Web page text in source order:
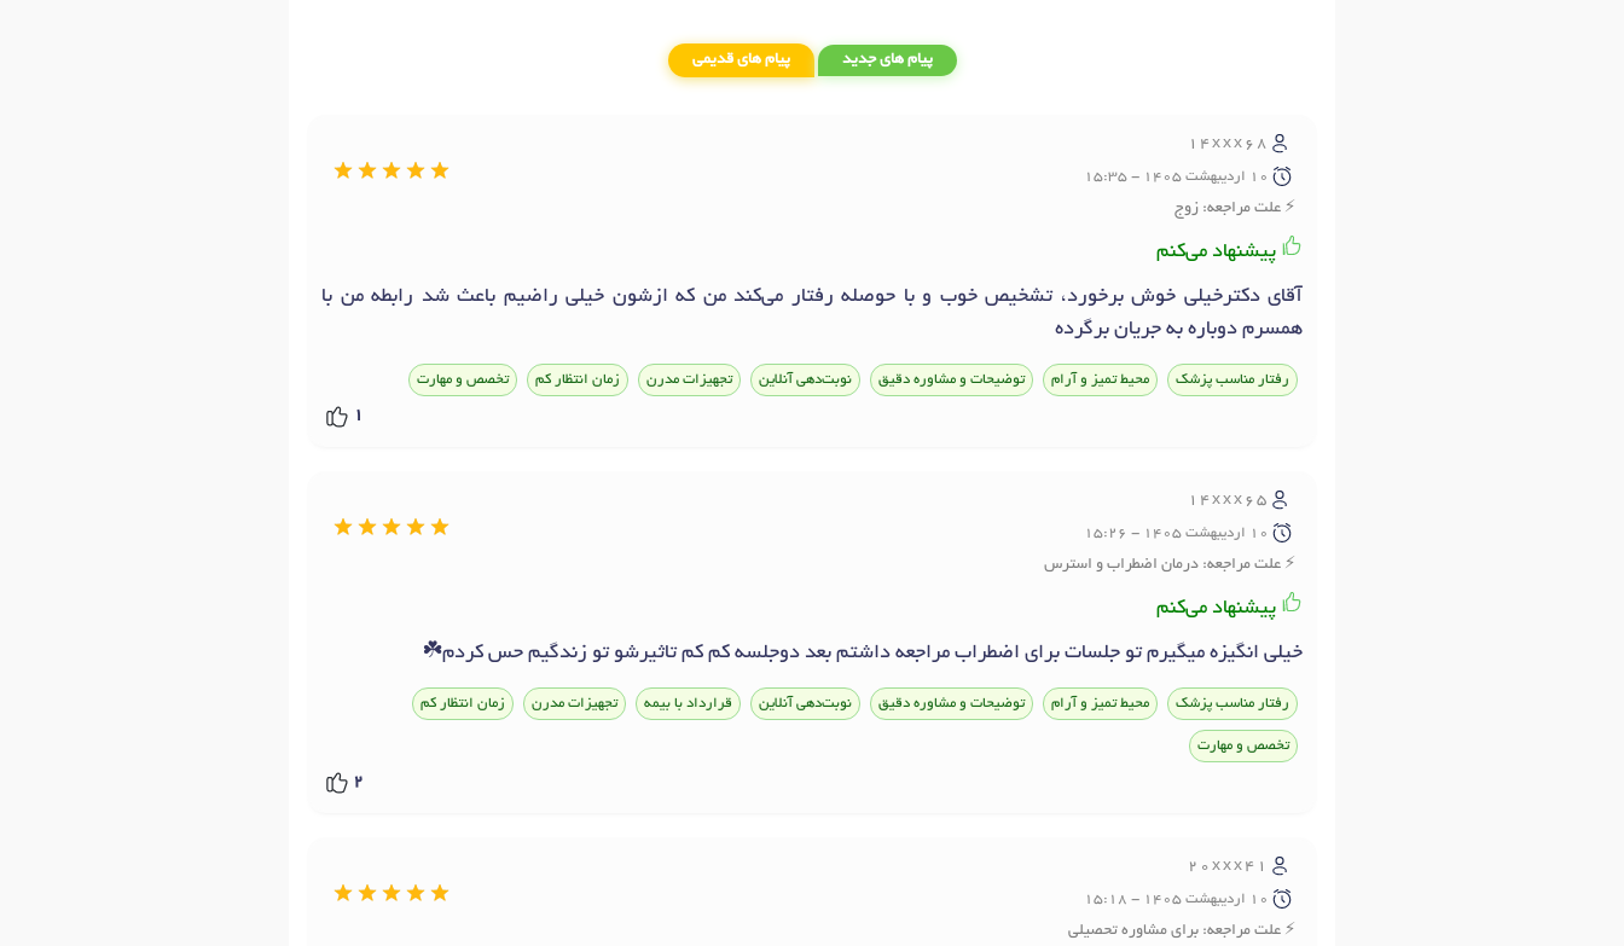
پیام های جدید پیام های قدیمی
14xxx68
10 ارديبهشت 1405 - 15:35
علت مراجعه: زوج
پیشنهاد می‌کنم
آقای دکترخیلی خوش برخورد، تشخیص خوب و با حوصله رفتار می‌کند من که ازشون خیلی راضیم باعث شد رابطه من با
همسرم دوباره به جریان برگرده
رفتار مناسب پزشک محیط تمیز و آرام توضیحات و مشاوره دقیق نوبت‌دهی آنلاین تجهیزات مدرن زمان انتظار کم تخصص و مهارت
1
14xxx65
10 ارديبهشت 1405 - 15:26
علت مراجعه: درمان اضطراب و استرس
پیشنهاد می‌کنم
خیلی انگیزه میگیرم تو جلسات برای اضطراب مراجعه داشتم بعد دوجلسه کم کم تاثیرشو تو زندگیم حس کردم☘️
رفتار مناسب پزشک محیط تمیز و آرام توضیحات و مشاوره دقیق نوبت‌دهی آنلاین قرارداد با بیمه تجهیزات مدرن زمان انتظار کم
تخصص و مهارت
2
20xxx41
10 ارديبهشت 1405 - 15:18
علت مراجعه: برای مشاوره تحصیلی